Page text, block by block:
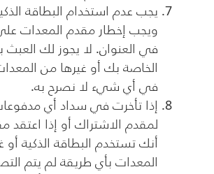
يجب عدم استخدام البطاقة
ويجب إخطار مقدم المعدات
في العنوان. لا يجوز لك العبث
الخاصة بك أو غيرها من
في أي شيء لا نصرح به.
إذا تأخرت في سداد أي
لمقدم الاشتراك أو إذا اعتقد
أنك تستخدم البطاقة الذكية
المعدات بأي طريقة لم يتم